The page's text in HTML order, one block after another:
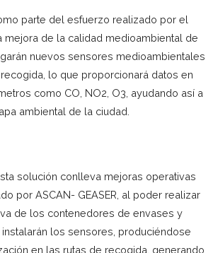
parte del esfuerzo realizado por el
mejora de la calidad medioambiental de
nuevos sensores medioambientales
lo que proporcionará datos en
como CO, NO2, O3, ayudando así a
ambiental de la ciudad.
solución conlleva mejoras operativas
por ASCAN- GEASER, al poder realizar
de los contenedores de envases y
los sensores, produciéndose
en las rutas de recogida, generando